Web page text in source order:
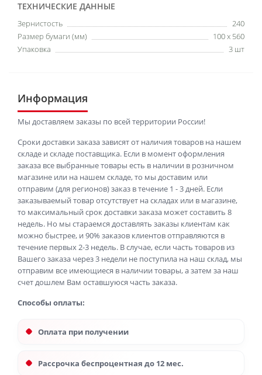
ТЕХНИЧЕСКИЕ ДАННЫЕ
Зернистость
240
Размер бумаги (мм)
100 x 560
Упаковка
3 шт
Информация
Мы доставляем заказы по всей территории России!
Сроки доставки заказа зависят от наличия товаров на нашем
складе и складе поставщика. Если в момент оформления
заказа все выбранные товары есть в наличии в розничном
магазине или на нашем складе, то мы доставим или
отправим (для регионов) заказ в течение 1 - 3 дней. Если
заказываемый товар отсутствует на складах или в магазине,
то максимальный срок доставки заказа может составить 8
недель. Но мы стараемся доставлять заказы клиентам как
можно быстрее, и 90% заказов клиентов отправляются в
течение первых 2-3 недель. В случае, если часть товаров из
Вашего заказа через 3 недели не поступила на наш склад, мы
отправим все имеющиеся в наличии товары, а затем за наш
счет дошлем Вам оставшуюся часть заказа.
Способы оплаты:
Оплата при получении
Рассрочка беспроцентная до 12 мес.